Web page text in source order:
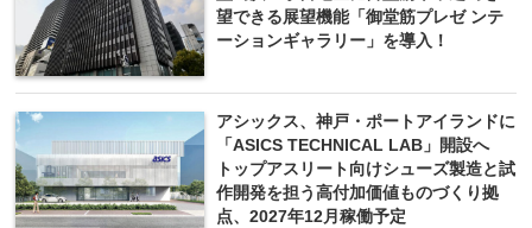
望できる展望機能「御堂筋プレゼ ンテ
ーションギャラリー」を導入！
アシックス、神戸・ポートアイランドに
「ASICS TECHNICAL LAB」開設へ
トップアスリート向けシューズ製造と試
作開発を担う高付加価値ものづくり拠
点、2027年12月稼働予定